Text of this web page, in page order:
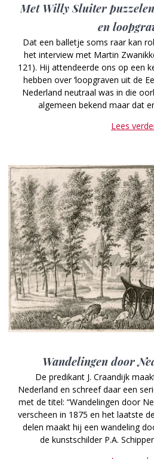
Met Willy Sluiter
en
Dat een balletje soms raar kan
het interview met Martin
121). Hij attendeerde ons op een
hebben over ‘loopgraven uit de
Nederland neutraal was in die
algemeen bekend maar dat
Lees
Wandelingen door
De predikant J. Craandijk
Nederland en schreef daar een
met de titel: “Wandelingen door
verscheen in 1875 en het laatste
delen maakt hij een wandeling
de kunstschilder P.A.